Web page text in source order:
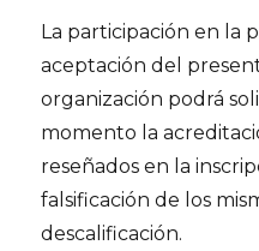
La participación en la
aceptación del
organización podrá
momento la
reseñados en la
falsificación de los
descalificación.